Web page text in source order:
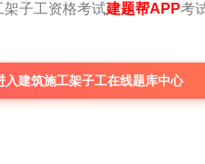
架子工资格考试建题帮APP考
入建筑施工架子工在线题库中心